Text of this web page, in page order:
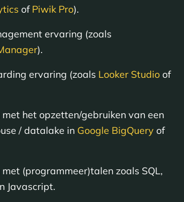
of Piwik Pro).
ervaring (zoals
).
ervaring (zoals Looker Studioof
met het opzetten/gebruiken van een
/ datalake in Google BigQuery of
met (programmeer)talen zoals SQL,
Javascript.